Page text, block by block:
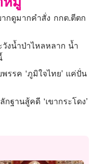
ากดูมากคำสั่ง กกต.ตีตก
วังน้ำป่าไหลหลาก น้ำ
รรค ‘ภูมิใจไทย’ แค่ปั่น
ฐานสู้คดี ‘เขากระโดง’